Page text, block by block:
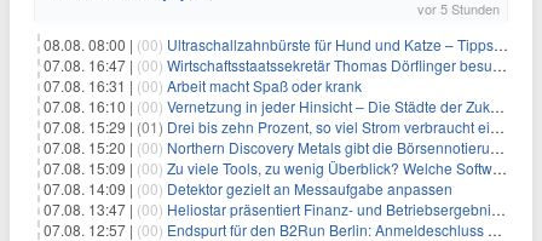
vor 5 Stunden
08.08. 08:00 | (00) Ultraschallzahnbürste für Hund und Katze – Tipps zur erfolgreichen Eingewöhnung
07.08. 16:47 | (00) Wirtschaftsstaatssekretär Thomas Dörflinger besucht Handwerksbetrieb im Kammerbezirk Freiburg
07.08. 16:31 | (00) Arbeit macht Spaß oder krank
07.08. 16:10 | (00) Vernetzung in jeder Hinsicht – Die Städte der Zukunft sind grün-blau
07.08. 15:29 | (01) Drei bis zehn Prozent, so viel Strom verbraucht ein Aufzug im Gebäude
07.08. 15:20 | (00) Northern Discovery Metals gibt die Börsennotierung an der Frankfurter Wertpapierbörse bekannt
07.08. 15:09 | (00) Zu viele Tools, zu wenig Überblick? Welche Software IT-Dienstleister wirklich brauchen
07.08. 14:09 | (00) Detektor gezielt an Messaufgabe anpassen
07.08. 13:47 | (00) Heliostar präsentiert Finanz- und Betriebsergebnis für das zweite Quartal 2026 mit Goldproduktion und Barreserven in Rekordhöhe
07.08. 12:57 | (00) Endspurt für den B2Run Berlin: Anmeldeschluss am 26. August